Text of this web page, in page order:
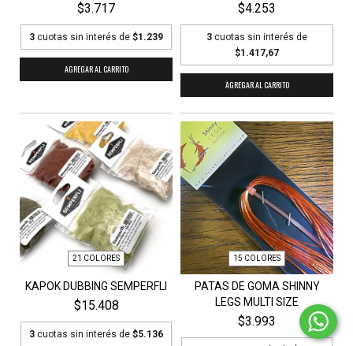
$3.717
3 cuotas sin interés de $1.239
AGREGAR AL CARRITO
$4.253
3 cuotas sin interés de
$1.417,67
AGREGAR AL CARRITO
21 COLORES
KAPOK DUBBING SEMPERFLI
$15.408
3 cuotas sin interés de $5.136
15 COLORES
PATAS DE GOMA SHINNY
LEGS MULTI SIZE
$3.993